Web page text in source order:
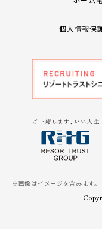
個人情報保
※画像はイメージを含みます。